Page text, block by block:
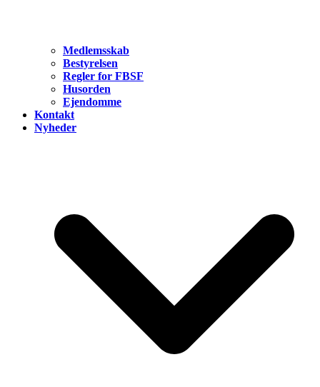
Medlemsskab
Bestyrelsen
Regler for FBSF
Husorden
Ejendomme
Kontakt
Nyheder